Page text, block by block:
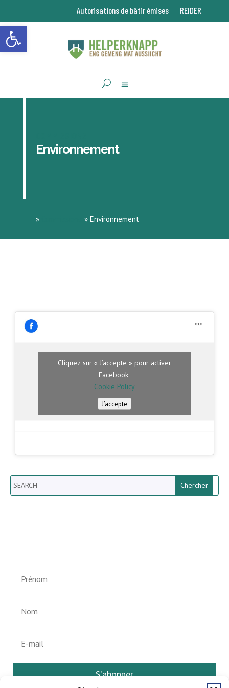
Ouvrir la barre d’outils
Autorisations de bâtir émises REIDER
Environnement
» » Environnement
Cliquez sur « J’accepte » pour activer
Facebook
Cookie Policy
J’accepte
Search
S'abonner